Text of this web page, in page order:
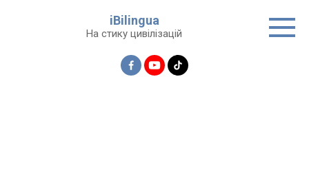
iBilingua
На стику цивілізацій